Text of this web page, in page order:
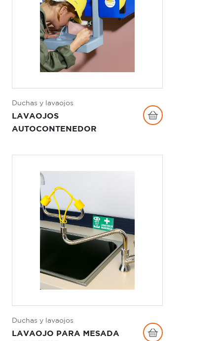
Duchas y lavaojos
LAVAOJOS
AUTOCONTENEDOR
Duchas y lavaojos
LAVAOJO PARA MESADA